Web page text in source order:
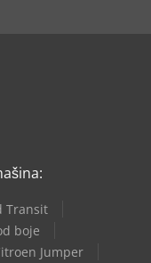
Transit
boje
Jumper